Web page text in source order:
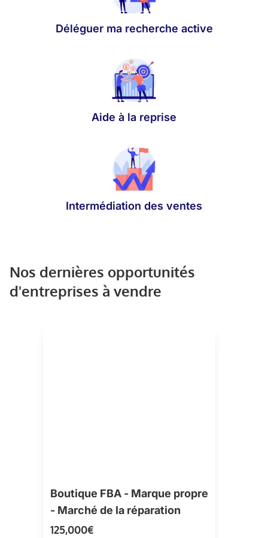
Déléguer ma recherche active
Aide à la reprise
Intermédiation des ventes
Nos dernières opportunités
d'entreprises à vendre
Boutique FBA - Marque propre
- Marché de la réparation
125,000€